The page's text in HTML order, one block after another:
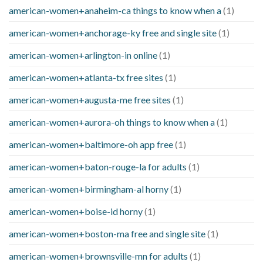
american-women+anaheim-ca things to know when a(1)
american-women+anchorage-ky free and single site(1)
american-women+arlington-in online(1)
american-women+atlanta-tx free sites (1)
american-women+augusta-me free sites (1)
american-women+aurora-oh things to know when a(1)
american-women+baltimore-oh app free(1)
american-women+baton-rouge-la for adults (1)
american-women+birmingham-al horny(1)
american-women+boise-id horny(1)
american-women+boston-ma free and single site(1)
american-women+brownsville-mn for adults (1)